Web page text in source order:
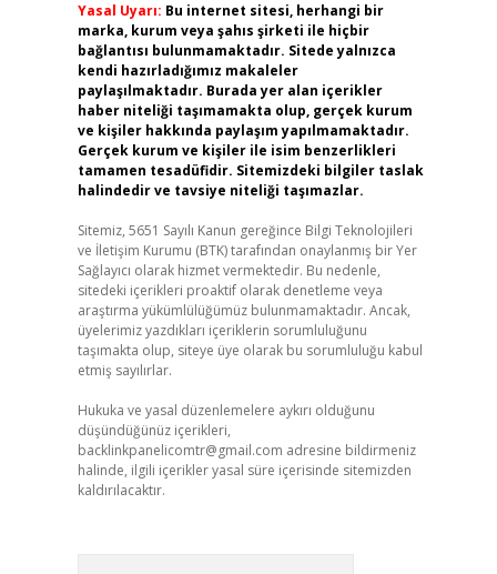
Yasal Uyarı: Bu internet sitesi, herhangi bir
marka, kurum veya şahıs şirketi ile hiçbir
bağlantısı bulunmamaktadır. Sitede yalnızca
kendi hazırladığımız makaleler
paylaşılmaktadır. Burada yer alan içerikler
haber niteliği taşımamakta olup, gerçek kurum
ve kişiler hakkında paylaşım yapılmamaktadır.
Gerçek kurum ve kişiler ile isim benzerlikleri
tamamen tesadüfidir. Sitemizdeki bilgiler taslak
halindedir ve tavsiye niteliği taşımazlar.
Sitemiz, 5651 Sayılı Kanun gereğince Bilgi Teknolojileri
ve İletişim Kurumu (BTK) tarafından onaylanmış bir Yer
Sağlayıcı olarak hizmet vermektedir. Bu nedenle,
sitedeki içerikleri proaktif olarak denetleme veya
araştırma yükümlülüğümüz bulunmamaktadır. Ancak,
üyelerimiz yazdıkları içeriklerin sorumluluğunu
taşımakta olup, siteye üye olarak bu sorumluluğu kabul
etmiş sayılırlar.
Hukuka ve yasal düzenlemelere aykırı olduğunu
düşündüğünüz içerikleri,
backlinkpanelicomtr@gmail.com adresine bildirmeniz
halinde, ilgili içerikler yasal süre içerisinde sitemizden
kaldırılacaktır.